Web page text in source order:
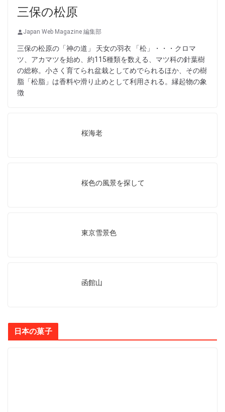
三保の松原
Japan Web Magazine 編集部
三保の松原の「神の道」 天女の羽衣 「松」・・・クロマ
ツ、アカマツを始め、約115種類を数える、マツ科の針葉樹
の総称。小さく育てられ盆栽としてめでられるほか、その樹
脂「松脂」は香料や滑り止めとして利用される。縁起物の象
徴
桜海老
桜色の風景を探して
東京雪景色
函館山
日本の菓子